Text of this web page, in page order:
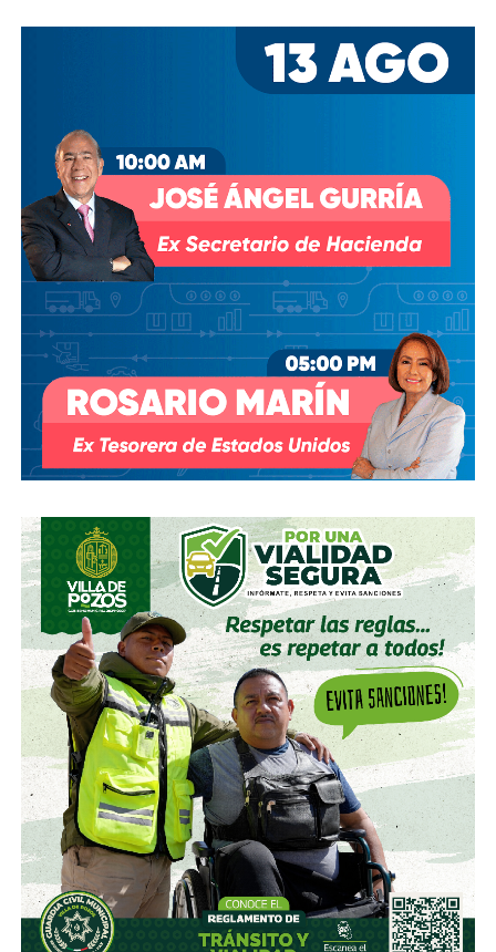
David Martínez es apodado coloquialmente como “El
Fantasma de Wall Street”, y ha adquirido un poder
inmenso en Latinoamérica, especialmente en Argentina,
donde ha servido como negociador para la deuda nacional
y en 2017, fue considerado por Forbes como el hombre
más rico de dicho país. El regiomontano tiene un historial
documentado de tomar control de empresas en
dificultades financieras a partir de deuda: lo hizo con la
textilera CYDSA en los años 90, con la vidriera Vitro entre
2009 y 2012, y con las ya mencionadas Empresas ICA
Algo similar realizó en 2020 con Grupo Aeroportuario
del Centro Norte(OMA), el operador de, entre otros, el
Aeropuerto Ponciano Arriaga de la capital potosina.
Fintech compró primero acciones especiales que
garantizaban el control de la aeroportuaria y luego
concretó una oferta pública con la que en julio de 2021,
alcanzó el 30.1% de participación económica, suficiente
para mantener el control hasta que lo vendieron a la
francesa Vinci Airports en 2022 (El Economista, dic. 2020
y jul. 2021; Folleto Informativo Definitivo, Bolsa Mexicana
de Valores, may. 2021).
Si bien todos estos empresarios se han aliado en otras
ocasiones (en 2017 ganaron la licitación para construir
el ahora cancelado Aeropuerto de Texcoco),cuando